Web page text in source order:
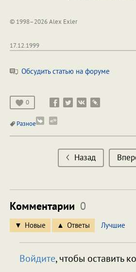
© 1998–2026 Alex Exler
17.12.1999
Обсудить статью на форуме
0
Разное
Назад
Комментарии 0
Новые Ответы Лучшие
Войдите, чтобы оставить